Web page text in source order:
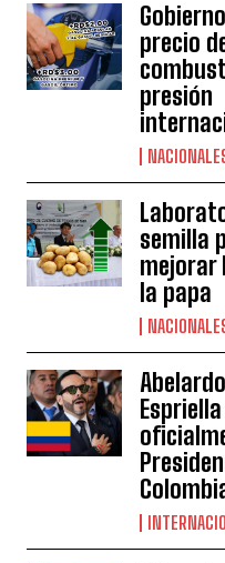
precio
presión
semilla
mejorar
la papa